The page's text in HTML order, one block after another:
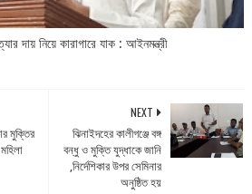
দায় নিয়ে কারাগারে যাক : আইনমন্ত্রী
NEXT
ঝিনাইদহের কালীগঞ্জে বঙ্গ
বন্ধু ও মুক্তি যুদ্ধাকে জানি
,নির্দেশিকার উপর সেমিনার
অনুষ্ঠিত হয়
মুক্তির